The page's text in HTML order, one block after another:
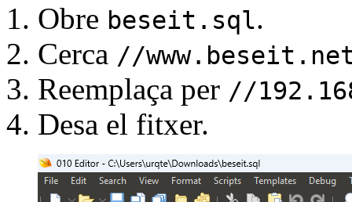
Obre beseit.sql.
Cerca //
Reemplaça per //
Desa el fitxer.